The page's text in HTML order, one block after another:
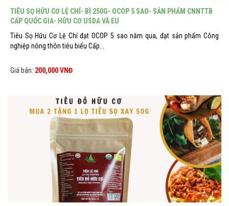
TIÊU SỌ HỮU CƠ LỆ CHÍ- BÌ 250G- OCOP 5 SAO- SẢN PHẨM CNNTTB
CẤP QUỐC GIA- HỮU CƠ USDA VÀ EU
Tiêu Sọ Hữu Cơ Lệ Chí đạt OCOP 5 sao năm qua, đạt sản phẩm Công
nghiệp nông thôn tiêu biểu Cấp...
Giá bán: 200,000 VNĐ